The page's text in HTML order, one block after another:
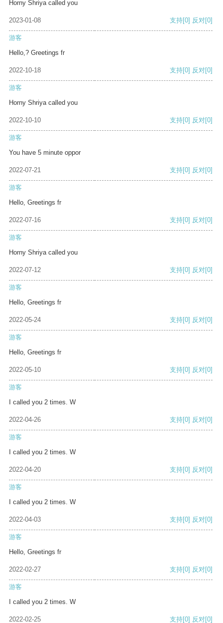
Horny Shriya called you
2023-01-08 支持[0] 反对[0]
游客
Hello,? Greetings fr
2022-10-18 支持[0] 反对[0]
游客
Horny Shriya called you
2022-10-10 支持[0] 反对[0]
游客
You have 5 minute oppor
2022-07-21 支持[0] 反对[0]
游客
Hello, Greetings fr
2022-07-16 支持[0] 反对[0]
游客
Horny Shriya called you
2022-07-12 支持[0] 反对[0]
游客
Hello, Greetings fr
2022-05-24 支持[0] 反对[0]
游客
Hello, Greetings fr
2022-05-10 支持[0] 反对[0]
游客
I called you 2 times. W
2022-04-26 支持[0] 反对[0]
游客
I called you 2 times. W
2022-04-20 支持[0] 反对[0]
游客
I called you 2 times. W
2022-04-03 支持[0] 反对[0]
游客
Hello, Greetings fr
2022-02-27 支持[0] 反对[0]
游客
I called you 2 times. W
2022-02-25 支持[0] 反对[0]